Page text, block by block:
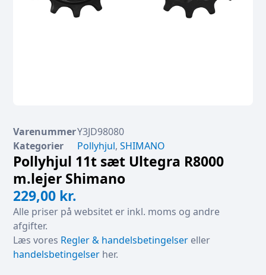
VarenummerY3JD98080
Kategorier
Pollyhjul,SHIMANO
Pollyhjul 11t sæt Ultegra R8000
m.lejer Shimano
229,00 kr.
Alle priser på websitet er inkl. moms og andre
afgifter.
Læs vores Regler & handelsbetingelser eller
handelsbetingelser her.